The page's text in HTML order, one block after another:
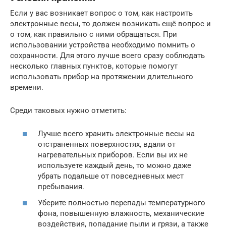
Если у вас возникает вопрос о том, как настроить
электронные весы, то должен возникать ещё вопрос и
о том, как правильно с ними обращаться. При
использовании устройства необходимо помнить о
сохранности. Для этого лучше всего сразу соблюдать
несколько главных пунктов, которые помогут
использовать прибор на протяжении длительного
времени.
Среди таковых нужно отметить:
Лучше всего хранить электронные весы на
отстраненных поверхностях, вдали от
нагревательных приборов. Если вы их не
используете каждый день, то можно даже
убрать подальше от повседневных мест
пребывания.
Уберите полностью перепады температурного
фона, повышенную влажность, механические
воздействия, попадание пыли и грязи, а также